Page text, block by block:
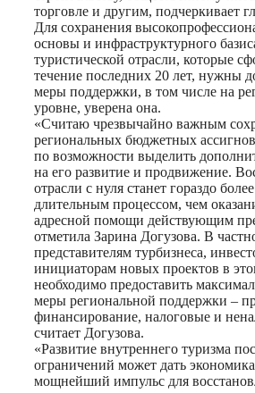
торговле и другим, подчеркивает
Для сохранения
основы и инфраструктурного
туристической отрасли, которые
течение последних 20 лет, нужны
меры поддержки, в том числе на
уровне, уверена она.
«Считаю чрезвычайно важным
региональных бюджетных
по возможности выделить
на его развитие и продвижение.
отрасли с нуля станет гораздо
длительным процессом, чем
адресной помощи действующим
отметила Зарина Догузова. В
представителям турбизнеса,
инициаторам новых проектов в
необходимо предоставить
меры региональной поддержки –
финансирование, налоговые и
считает Догузова.
«Развитие внутреннего туризма
ограничений может дать
мощнейший импульс для